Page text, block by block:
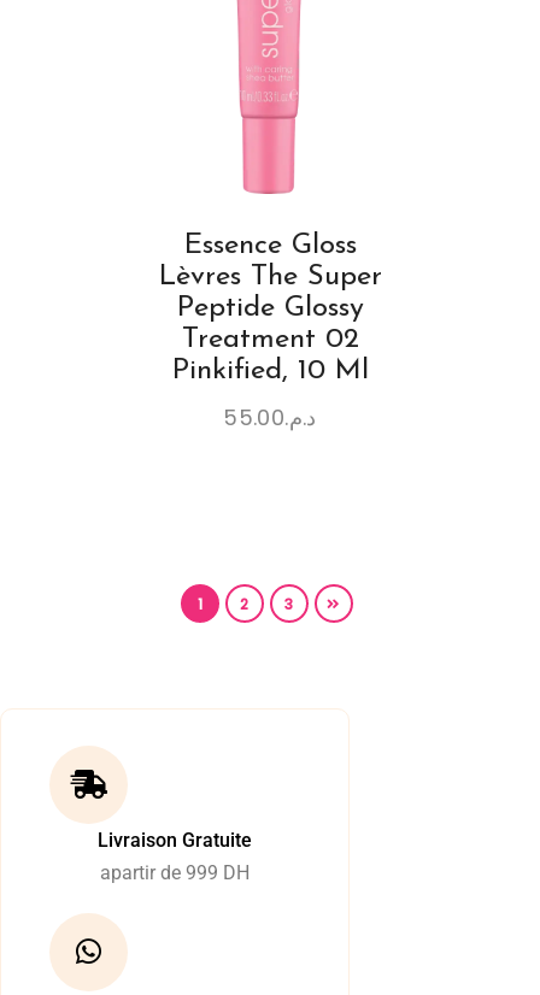
Essence Gloss
Lèvres The Super
Peptide Glossy
Treatment 02
Pinkified, 10 Ml
د.م.55.00
1 2 3
Livraison Gratuite
apartir de 999 DH